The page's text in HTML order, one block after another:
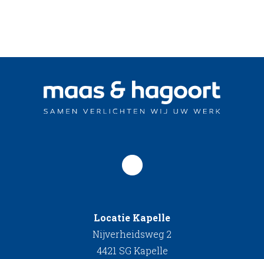
Locatie Kapelle
Nijverheidsweg 2
4421 SG Kapelle